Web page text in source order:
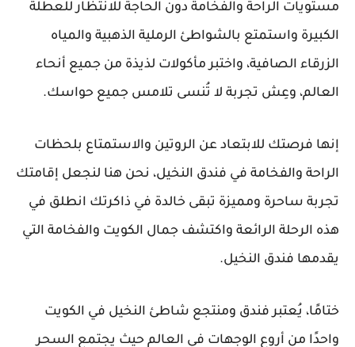
مستويات الراحة والفخامة دون الحاجة للانتظار للعطلة
الكبيرة واستمتع بالشواطئ الرملية الذهبية والمياه
الزرقاء الصافية، واختبر مأكولات لذيذة من جميع أنحاء
العالم، وعِش تجربة لا تُنسى تلامس جميع حواسك.
إنها فرصتك للابتعاد عن الروتين والاستمتاع بلحظات
الراحة والفخامة في فندق النخيل، نحن هنا لنجعل إقامتك
تجربة ساحرة ومميزة تبقى خالدة في ذاكرتك انطلق في
هذه الرحلة الرائعة واكتشف جمال الكويت والفخامة التي
يقدمها فندق النخيل.
ختامًا، يُعتبر فندق ومنتجع شاطئ النخيل في الكويت
واحدًا من أروع الوجهات في العالم حيث يجتمع السحر